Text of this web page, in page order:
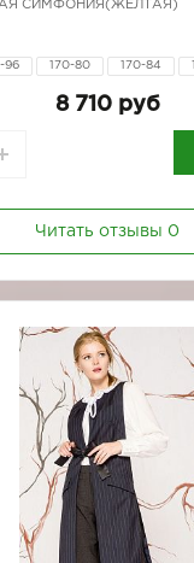
СИМФОНИЯ(ЖЕЛТАЯ)
96 170-80 170-84
8 710 руб
Читать отзывы 0